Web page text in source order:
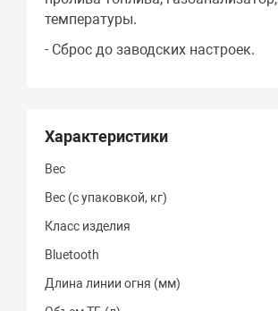
температуры.
- Сброс до заводских настроек.
Характеристики
Вес
Вес (с упаковкой, кг)
Класс изделия
Bluetooth
Длина линии огня (мм)